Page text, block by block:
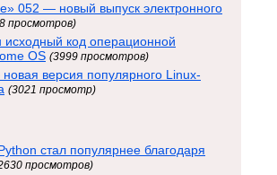
052 — новый выпуск электронного
просмотров)
исходный код операционной
OS (3999 просмотров)
версия популярного Linux-
(3021 просмотр)
стал популярнее благодаря
просмотров)